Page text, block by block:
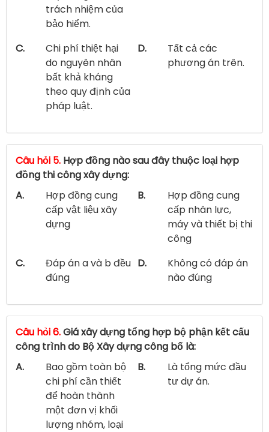
trách nhiệm của
bảo hiểm.
C.
Chi phí thiệt hại
do nguyên nhân
bất khả kháng
theo quy định của
pháp luật.
D.
Tất cả các
phương án trên.
Câu hỏi 5. Hợp đồng nào sau đây thuộc loại hợp
đồng thi công xây dựng:
A.
Hợp đồng cung
cấp vật liệu xây
dựng
B.
Hợp đồng cung
cấp nhân lực,
máy và thiết bị thi
công
C.
Đáp án a và b đều
đúng
D.
Không có đáp án
nào đúng
Câu hỏi 6.Giá xây dựng tổng hợp bộ phận kết cấu
công trình do Bộ Xây dựng công bố là:
A.
Bao gồm toàn bộ
chi phí cần thiết
để hoàn thành
một đơn vị khối
lượng nhóm, loại
B.
Là tổng mức đầu
tư dự án.